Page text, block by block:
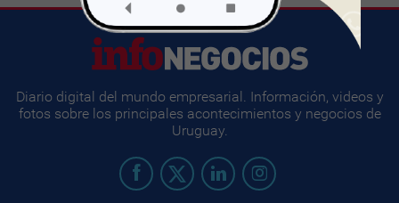
Diario digital del mundo empresarial. Información, videos y
fotos sobre los principales acontecimientos y negocios de
Uruguay.